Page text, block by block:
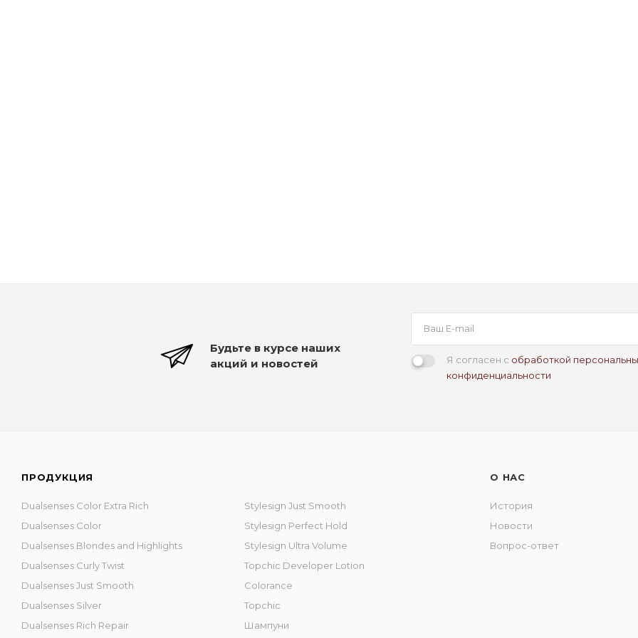
Будьте в курсе наших
акций и новостей
Я согласен с обработкой
конфиденциальности
ПРОДУКЦИЯ
Dualsenses Color Extra Rich
Dualsenses Color
Dualsenses Blondes and Highlights
Dualsenses Curly Twist
Dualsenses Just Smooth
Dualsenses Silver
Dualsenses Rich Repair
Stylesign Just Smooth
Stylesign Perfect Hold
Stylesign Ultra Volume
Topchic Developer Lotion
Colorance
Topchic
Шампуни
О НАС
История
Новости
Вопрос-ответ